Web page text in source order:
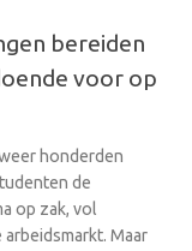
bereiden
voor op
honderden
de
op zak, vol
Maar